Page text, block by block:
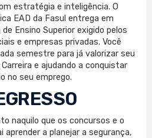
estratégia e inteligência. O
EAD da Fasul entrega em
Ensino Superior exigido pelos
e empresas privadas. Você
semestre para já valorizar seu
e ajudando a conquistar
no seu emprego.
naquilo que os concursos e o
aprender a planejar a segurança,